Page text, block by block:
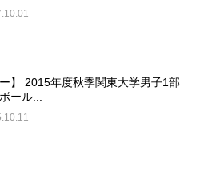
ー】 2015年度秋季関東大学男子1部
ール...